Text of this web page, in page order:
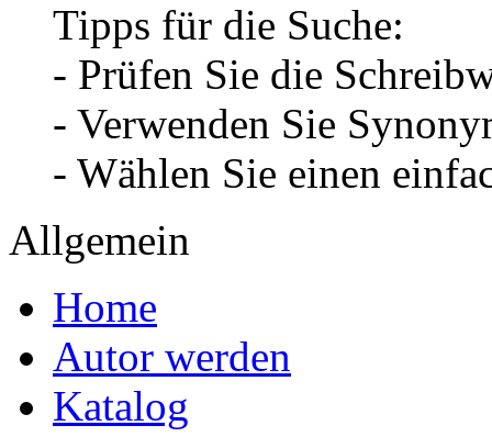
Tipps für die Suche:
- Prüfen Sie die
- Verwenden Sie
- Wählen Sie einen
Allgemein
Home
Autor werden
Katalog